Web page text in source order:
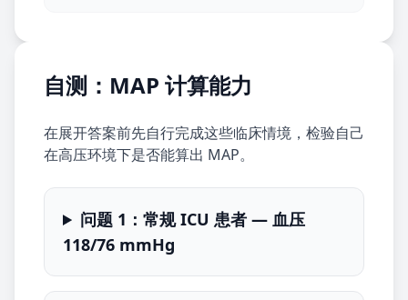
自测：MAP 计算能力
在展开答案前先自行完成这些临床情境，检验自己
在高压环境下是否能算出 MAP。
问题 1：常规 ICU 患者 — 血压
118/76 mmHg